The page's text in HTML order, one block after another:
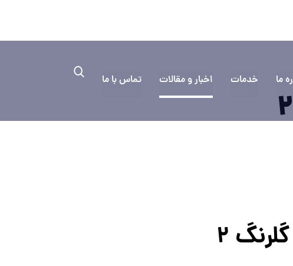
تماس با ما اخبار و مقالات خدمات ما
2